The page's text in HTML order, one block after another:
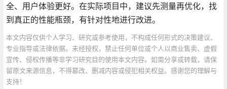
全、用户体验更好。在实际项目中，建议先测量再优化，找
到真正的性能瓶颈，有针对性地进行改进。
本文内容仅供个人学习、研究或参考使用，不构成任何形式的决策建议、
专业指导或法律依据。未经授权，禁止任何单位或个人以商业售卖、虚假
宣传、侵权传播等非学习研究目的使用本文内容。如需分享或转载，请保
留原文来源信息，不得篡改、删减内容或侵犯相关权益。感谢您的理解与
支持！